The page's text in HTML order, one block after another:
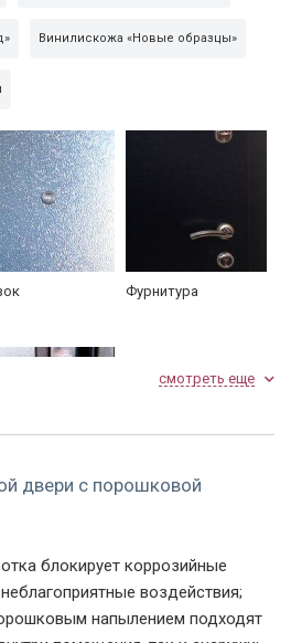
Винилискожа «Новые образцы»
Фурнитура
смотреть еще
двери с порошковой
блокирует коррозийные
воздействия;
напылением подходят